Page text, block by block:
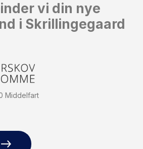
vi din nye
i Skrillingegaard
Middelfart